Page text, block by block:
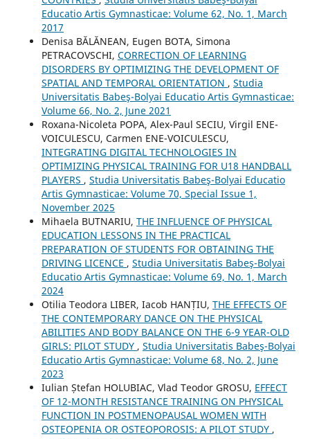
Educatio Artis Gymnasticae: Volume 62, No. 1, March
2017
Denisa BĂLĂNEAN, Eugen BOTA, Simona
PETRACOVSCHI, CORRECTION OF LEARNING
DISORDERS BY OPTIMIZING THE DEVELOPMENT OF
SPATIAL AND TEMPORAL ORIENTATION , Studia
Universitatis Babeş-Bolyai Educatio Artis Gymnasticae:
Volume 66, No. 2, June 2021
Roxana-Nicoleta POPA, Alex-Paul SECIU, Virgil ENE-
VOICULESCU, Carmen ENE-VOICULESCU,
INTEGRATING DIGITAL TECHNOLOGIES IN
OPTIMIZING PHYSICAL TRAINING FOR U18 HANDBALL
PLAYERS , Studia Universitatis Babeş-Bolyai Educatio
Artis Gymnasticae: Volume 70, Special Issue 1,
November 2025
Mihaela BUTNARIU, THE INFLUENCE OF PHYSICAL
EDUCATION LESSONS IN THE PRACTICAL
PREPARATION OF STUDENTS FOR OBTAINING THE
DRIVING LICENCE , Studia Universitatis Babeş-Bolyai
Educatio Artis Gymnasticae: Volume 69, No. 1, March
2024
Otilia Teodora LIBER, Iacob HANȚIU, THE EFFECTS OF
THE CONTEMPORARY DANCE ON THE PHYSICAL
ABILITIES AND BODY BALANCE ON THE 6-9 YEAR-OLD
GIRLS: PILOT STUDY , Studia Universitatis Babeş-Bolyai
Educatio Artis Gymnasticae: Volume 68, No. 2, June
2023
Iulian Ștefan HOLUBIAC, Vlad Teodor GROSU, EFFECT
OF 12-MONTH RESISTANCE TRAINING ON PHYSICAL
FUNCTION IN POSTMENOPAUSAL WOMEN WITH
OSTEOPENIA OR OSTEOPOROSIS: A PILOT STUDY ,